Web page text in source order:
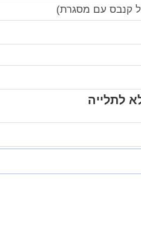
קנבס עם מסגרת)
לתלייה